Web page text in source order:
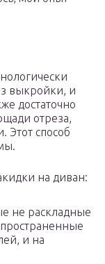
выкройки, и
достаточно
отреза,
Этот способ
на диван:
не раскладные
и на